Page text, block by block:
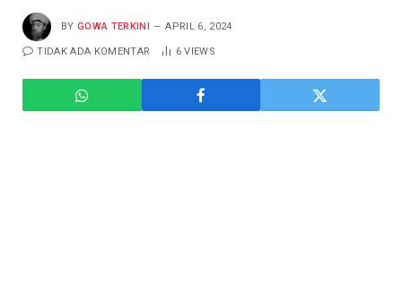
BY GOWA TERKINI APRIL 6, 2024
TIDAK ADA KOMENTAR 6VIEWS